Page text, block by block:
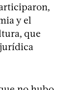
y el
que